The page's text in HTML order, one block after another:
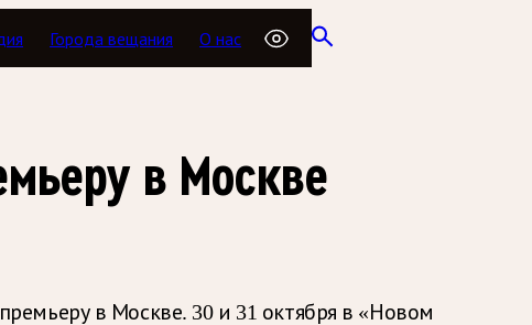
Города вещания О нас
в Москве
в Москве. 30 и 31 октября в «Новом